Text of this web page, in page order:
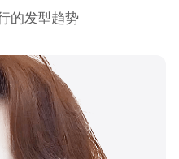
的发型趋势